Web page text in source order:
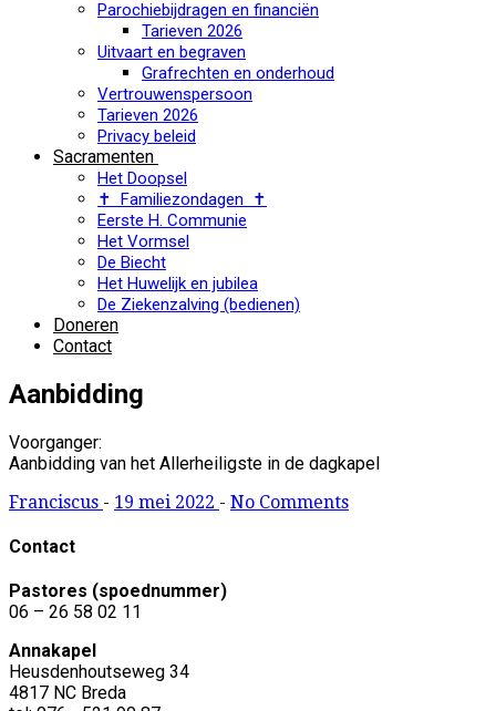
Parochiebijdragen en financiën
Tarieven 2026
Uitvaart en begraven
Grafrechten en onderhoud
Vertrouwenspersoon
Tarieven 2026
Privacy beleid
Sacramenten
Het Doopsel
✝ Familiezondagen ✝
Eerste H. Communie
Het Vormsel
De Biecht
Het Huwelijk en jubilea
De Ziekenzalving (bedienen)
Doneren
Contact
Aanbidding
Voorganger:
Aanbidding van het Allerheiligste in de dagkapel
Franciscus - 19 mei 2022 - No Comments
Contact
Pastores (spoednummer)
06 – 26 58 02 11
Annakapel
Heusdenhoutseweg 34
4817 NC Breda